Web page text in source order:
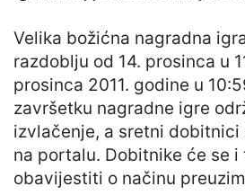
Velika božićna nagradna
razdoblju od 14. prosinca u
prosinca 2011. godine u
završetku nagradne igre
izvlačenje, a sretni
na portalu. Dobitnike će se i
obavijestiti o načinu